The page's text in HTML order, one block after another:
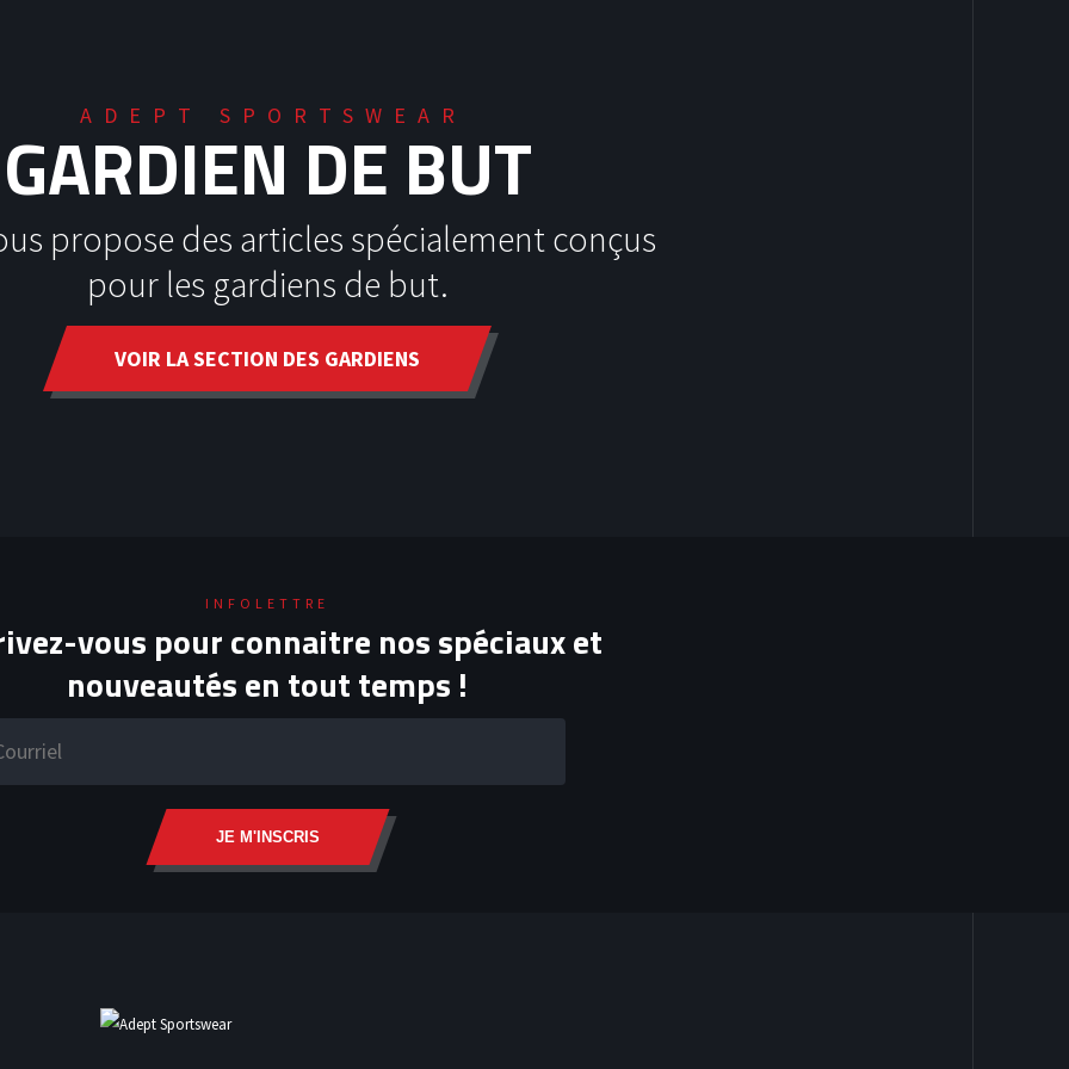
ADEPT SPORTSWEAR
GARDIEN DE BUT
propose des articles spécialement conçus
pour les gardiens de but.
VOIR LA SECTION DES GARDIENS
INFOLETTRE
vous pour connaitre nos spéciaux et
nouveautés en tout temps !
JE M'INSCRIS